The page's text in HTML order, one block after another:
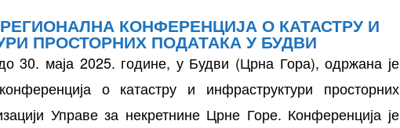
КОНФЕРЕНЦИЈА О КАТАСТРУ И
ПРОСТОРНИХ ПОДАТАКА У БУДВИ
30. маја 2025. године, у Будви (Црна Гора), одржана је
о катастру и инфраструктури просторних
Управе за некретнине Црне Горе. Конференција је